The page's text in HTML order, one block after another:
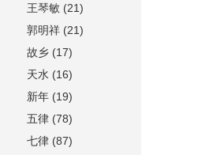
王琴敏 (21)
郭明祥 (21)
故乡 (17)
天水 (16)
新年 (19)
五律 (78)
七律 (87)